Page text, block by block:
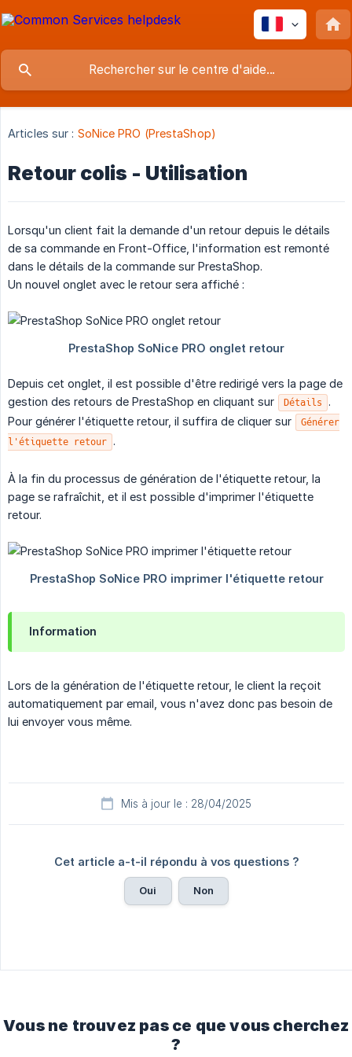
Articles sur : SoNice PRO (PrestaShop)
Retour colis - Utilisation
Lorsqu'un client fait la demande d'un retour depuis le détails
de sa commande en Front-Office, l'information est remonté
dans le détails de la commande sur PrestaShop.
Un nouvel onglet avec le retour sera affiché :
Depuis cet onglet, il est possible d'être redirigé vers la page de
gestion des retours de PrestaShop en cliquant sur
Détails
.
Pour générer l'étiquette retour, il suffira de cliquer sur
Générer
l'étiquette retour .
À la fin du processus de génération de l'étiquette retour, la
page se rafraîchit, et il est possible d'imprimer l'étiquette
retour.
Information
Lors de la génération de l'étiquette retour, le client la reçoit
automatiquement par email, vous n'avez donc pas besoin de
lui envoyer vous même.
Mis à jour le : 28/04/2025
Cet article a-t-il répondu à vos questions ?
Oui Non
Vous ne trouvez pas ce que vous cherchez
?